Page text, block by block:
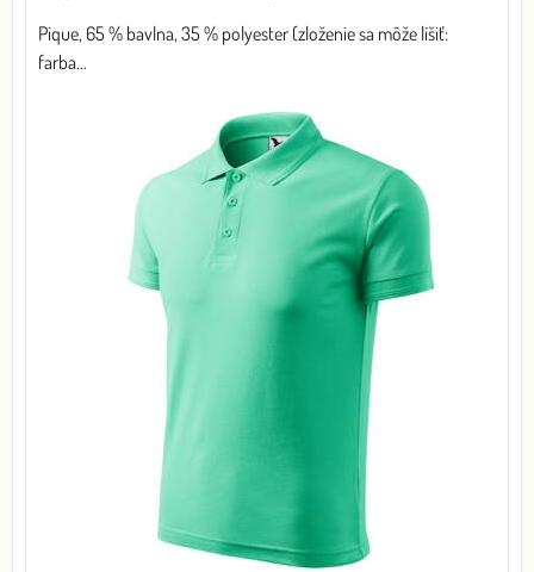
Pique, 65 % bavlna, 35 % polyester (zloženie sa môže líšiť:
farba...